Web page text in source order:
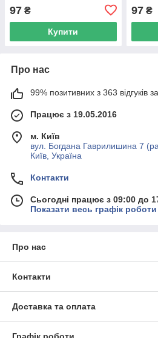
97 ₴
Купити
97₴
Про нас
99% позитивних з 363 відгуків
Працює з 19.05.2016
м. Київ
вул. Богдана Гаврилишина 7
Київ, Україна
Контакти
Сьогодні працює з 09:00 до
Показати весь графік роботи
Про нас
Контакти
Доставка та оплата